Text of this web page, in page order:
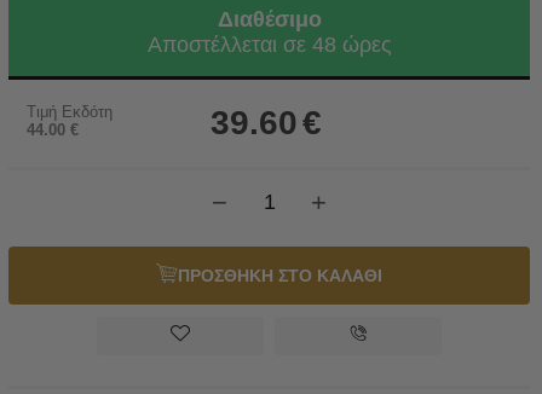
Διαθέσιμο
Αποστέλλεται σε 48 ώρες
Τιμή Εκδότη
44.00 € 39.60€
+
−
ΠΡΟΣΘΗΚΗ ΣΤΟ ΚΑΛΑΘΙ